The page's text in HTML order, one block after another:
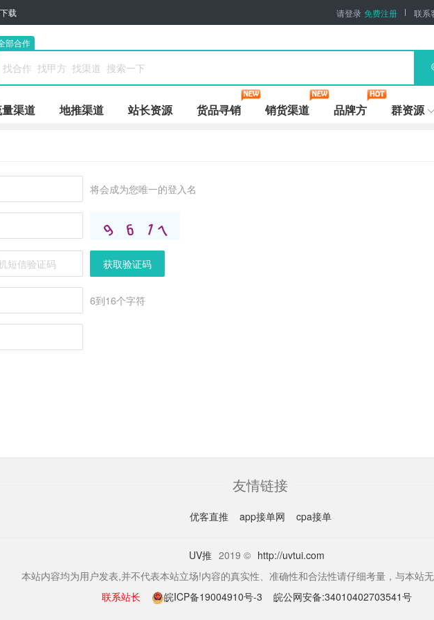
载 请登录 免费注册 联系
部合作
渠道 地推渠道 站长资源 货品寻销 销货渠道 品牌方 群资源
将会成为您唯一的登入名
获取验证码
6到16个字符
友情链接
优客直推 app接单网 cpa接单
UV推 2019 © http://uvtui.com
本站内容均为用户发表,并不代表本站立场!内容的真实性、准确性和合法性请仔细考量，与本站无
联系站长
皖ICP备19004910号-3 皖公网安备:34010402703541号